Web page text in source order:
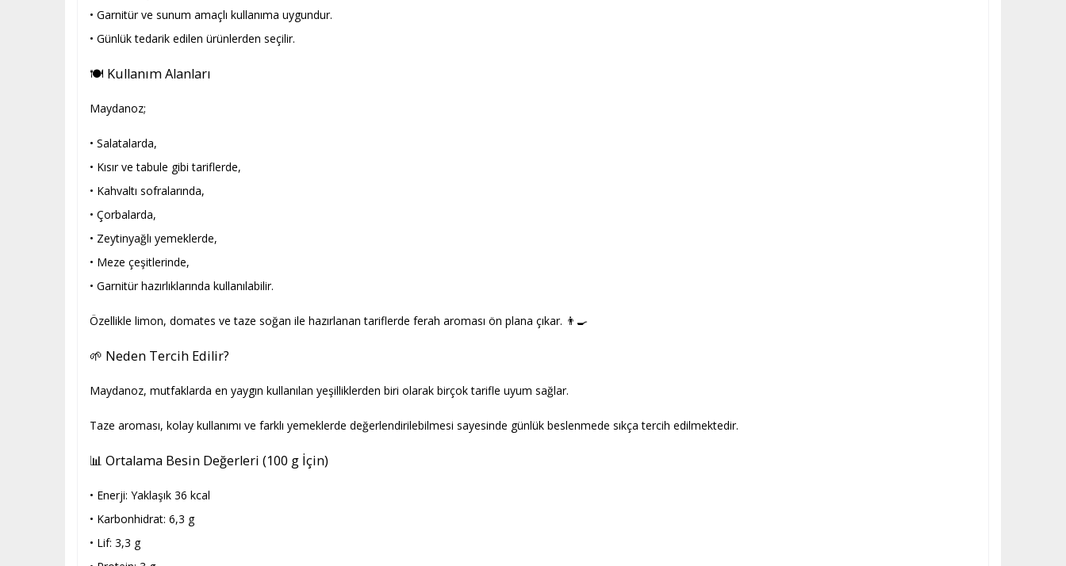
• Garnitür ve sunum amaçlı kullanıma uygundur.
• Günlük tedarik edilen ürünlerden seçilir.
🍽️ Kullanım Alanları
Maydanoz;
• Salatalarda,
• Kısır ve tabule gibi tariflerde,
• Kahvaltı sofralarında,
• Çorbalarda,
• Zeytinyağlı yemeklerde,
• Meze çeşitlerinde,
• Garnitür hazırlıklarında kullanılabilir.
Özellikle limon, domates ve taze soğan ile hazırlanan tariflerde ferah aroması ön plana çıkar. 👨‍🍳
🌱 Neden Tercih Edilir?
Maydanoz, mutfaklarda en yaygın kullanılan yeşilliklerden biri olarak birçok tarifle uyum sağlar.
Taze aroması, kolay kullanımı ve farklı yemeklerde değerlendirilebilmesi sayesinde günlük beslenmede sıkça tercih edilmektedir.
📊 Ortalama Besin Değerleri (100 g İçin)
• Enerji: Yaklaşık 36 kcal
• Karbonhidrat: 6,3 g
• Lif: 3,3 g